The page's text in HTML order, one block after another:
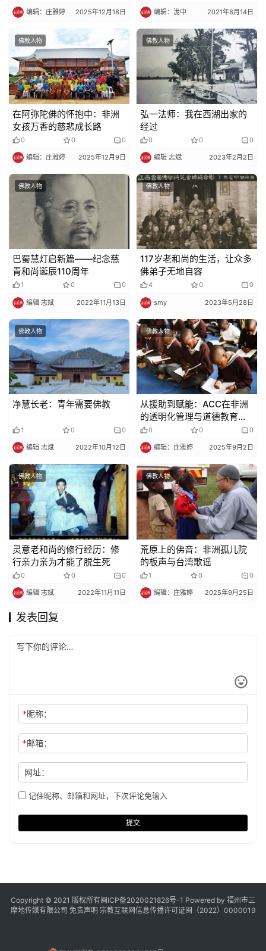
编辑：庄雅婷 2025年12月18日 编辑：泷中 2021年8月14日
佛教人物
在阿弥陀佛的怀抱中：非洲
女孩万香的慈悲成长路
0 0 0
编辑：庄雅婷 2025年12月9日
佛教人物
弘一法师：我在西湖出家的
经过
0 0 0
编辑 志斌 2023年2月2日
佛教人物
巴蜀慧灯启新篇——纪念慈
青和尚诞辰110周年
1 0 0
编辑 志斌 2022年11月13日
佛教人物
117岁老和尚的生活，让众多
佛弟子无地自容
4 0 0
smy 2023年5月28日
佛教人物
净慧长老：青年需要佛教
1 0 0
编辑 志斌 2022年10月12日
佛教人物
从援助到赋能：ACC在非洲
的透明化管理与道德教育实
践​​0 0 0
编辑：庄雅婷 2025年9月2日
佛教人物
灵意老和尚的修行经历：修
行亲力亲为才能了脱生死
0 0 0
编辑 志斌 2022年11月11日
佛教人物
荒原上的佛音：非洲孤儿院
的板声与台湾歌谣​​
1 0 0
编辑：庄雅婷 2025年9月25日
发表回复
*昵称：
*邮箱：
网址：
记住昵称、邮箱和网址，下次评论免输入
提交
Copyright © 2021 版权所有闽ICP备2020021826号-1 Powered by 福州市三
摩地传媒有限公司 免责声明 宗教互联网信息传播许可证闽（2022）0000019